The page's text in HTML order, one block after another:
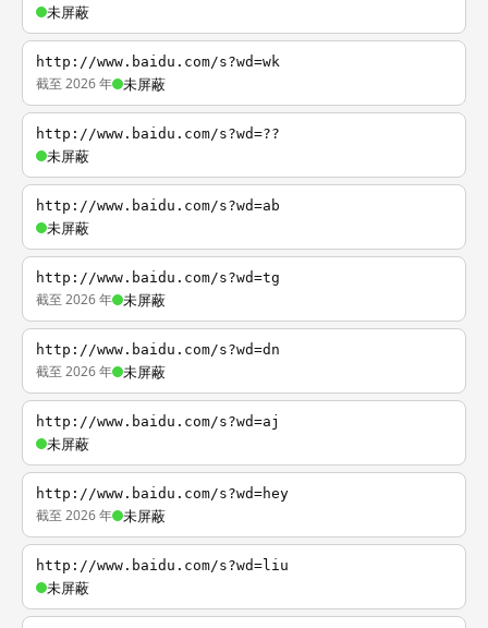
未屏蔽
http://www.baidu.com/s?wd=wk
截至 2026 年 未屏蔽
http://www.baidu.com/s?wd=??
未屏蔽
http://www.baidu.com/s?wd=ab
未屏蔽
http://www.baidu.com/s?wd=tg
截至 2026 年 未屏蔽
http://www.baidu.com/s?wd=dn
截至 2026 年 未屏蔽
http://www.baidu.com/s?wd=aj
未屏蔽
http://www.baidu.com/s?wd=hey
截至 2026 年 未屏蔽
http://www.baidu.com/s?wd=liu
未屏蔽